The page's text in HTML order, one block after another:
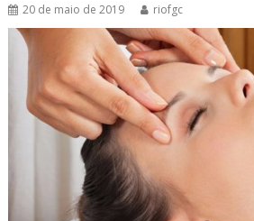
20 de maio de 2019 riofgc